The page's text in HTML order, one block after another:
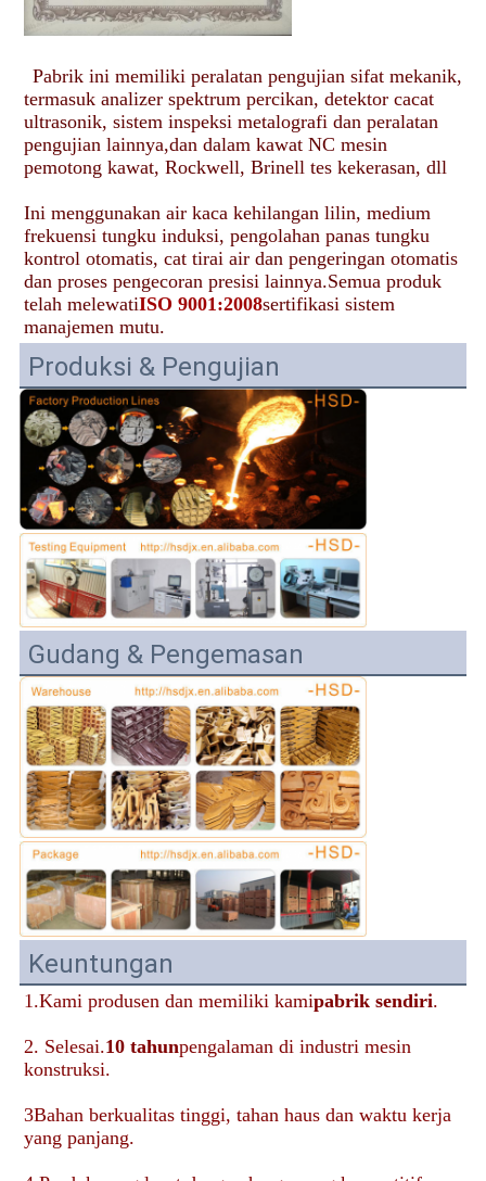
Pabrik ini memiliki peralatan pengujian sifat mekanik,
termasuk analizer spektrum percikan, detektor cacat
ultrasonik, sistem inspeksi metalografi dan peralatan
pengujian lainnya,dan dalam kawat NC mesin
pemotong kawat, Rockwell, Brinell tes kekerasan, dll
Ini menggunakan air kaca kehilangan lilin, medium
frekuensi tungku induksi, pengolahan panas tungku
kontrol otomatis, cat tirai air dan pengeringan otomatis
dan proses pengecoran presisi lainnya.Semua produk
telah melewatiISO 9001:2008sertifikasi sistem
manajemen mutu.
Produksi & Pengujian
Gudang & Pengemasan
Keuntungan
1.Kami produsen dan memiliki kamipabrik sendiri.
2. Selesai.10 tahunpengalaman di industri mesin
konstruksi.
3Bahan berkualitas tinggi, tahan haus dan waktu kerja
yang panjang.